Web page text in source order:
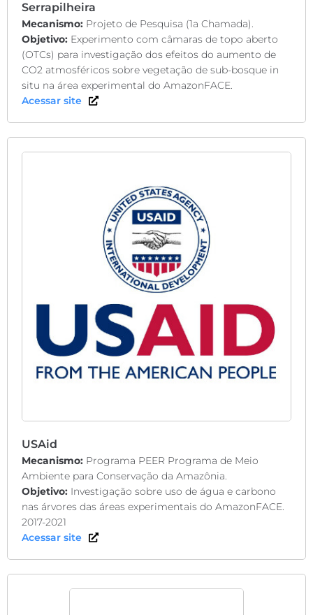
Serrapilheira
Mecanismo: Projeto de Pesquisa (1a Chamada).
Objetivo: Experimento com câmaras de topo aberto
(OTCs) para investigação dos efeitos do aumento de
CO2 atmosféricos sobre vegetação de sub-bosque in
situ na área experimental do AmazonFACE.
Acessar site
USAid
Mecanismo: Programa PEER Programa de Meio
Ambiente para Conservação da Amazônia.
Objetivo: Investigação sobre uso de água e carbono
nas árvores das áreas experimentais do AmazonFACE.
2017-2021
Acessar site